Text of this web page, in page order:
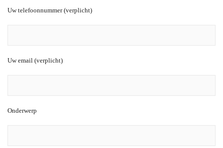
Uw telefoonnummer (verplicht)
Uw email (verplicht)
Onderwerp